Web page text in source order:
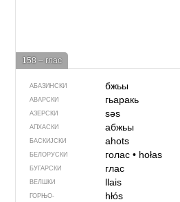
158 – глас
АБАЗИНСКИ бжьы
АВАРСКИ гьаракь
АЗЕРСКИ səs
АПХАСКИ абжьы
БАСКИЈСКИ ahots
БЕЛОРУСКИ голас• hołas
БУГАРСКИ глас
ВЕЛШКИ llais
ГОРЊО­
hłós